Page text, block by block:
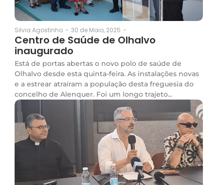
Silvia Agostinho - 30 de Maio, 2025 -
Centro de Saúde de Olhalvo
inaugurado
Está de portas abertas o novo polo de saúde de
Olhalvo desde esta quinta-feira. As instalações novas
e a estrear atraíram a população desta freguesia do
concelho de Alenquer. Foi um longo trajeto...